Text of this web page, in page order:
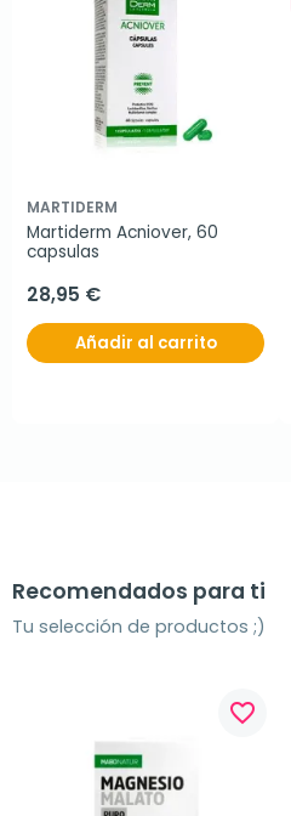
MARTIDERM
Martiderm Acniover, 60
capsulas
28,95 €
Añadir al carrito
Recomendados para ti
Tu selección de productos ;)
favorite_border